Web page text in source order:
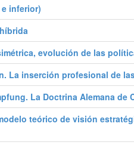
inferior)
evolución de las
La inserción profesional de
La Doctrina Alemana
teórico de visión